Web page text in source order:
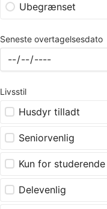
Ubegrænset
Seneste overtagelsesdato
Livsstil
Husdyr tilladt
Seniorvenlig
Kun for studerende
Delevenlig